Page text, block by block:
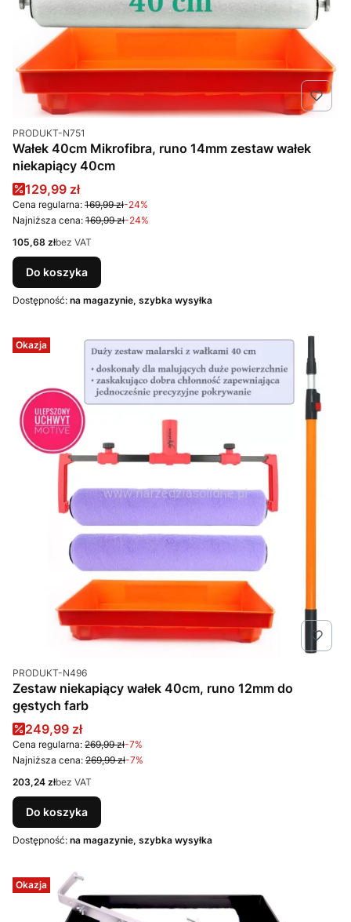
Kod produktu
PRODUKT-N751
Wałek 40cm Mikrofibra, runo 14mm zestaw wałek
niekapiący 40cm
Cena promocyjna
129,99 zł
Cena regularna: 169,99 zł-24%
Najniższa cena: 169,99 zł-24%
Cena
105,68 złbez VAT
Do koszyka
Dostępność: na magazynie, szybka wysyłka
Okazja
Kod produktu
PRODUKT-N496
Zestaw niekapiący wałek 40cm, runo 12mm do
gęstych farb
Cena promocyjna
249,99 zł
Cena regularna: 269,99 zł-7%
Najniższa cena: 269,99 zł-7%
Cena
203,24 złbez VAT
Do koszyka
Dostępność: na magazynie, szybka wysyłka
Okazja